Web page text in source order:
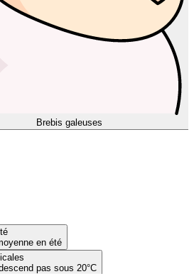
Brebis galeuses
en été
pas sous 20°C